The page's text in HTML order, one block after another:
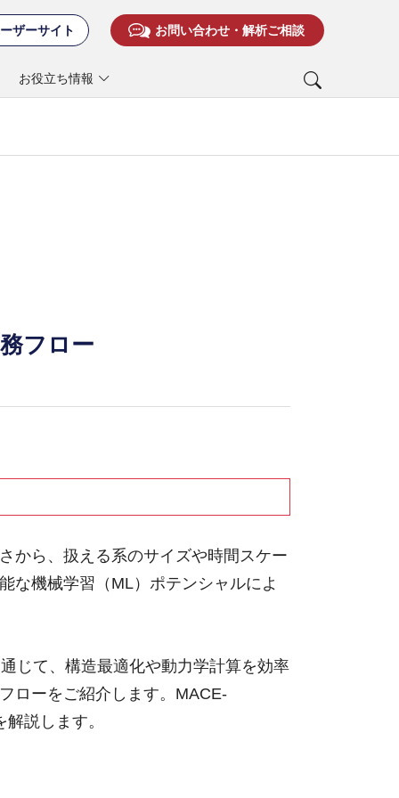
ザーサイト お問い合わせ・解析ご相談
お役立ち情報
フロー
から、扱える系のサイズや時間スケー
な機械学習（ML）ポテンシャルによ
じて、構造最適化や動力学計算を効率
ローをご紹介します。MACE-
説します。